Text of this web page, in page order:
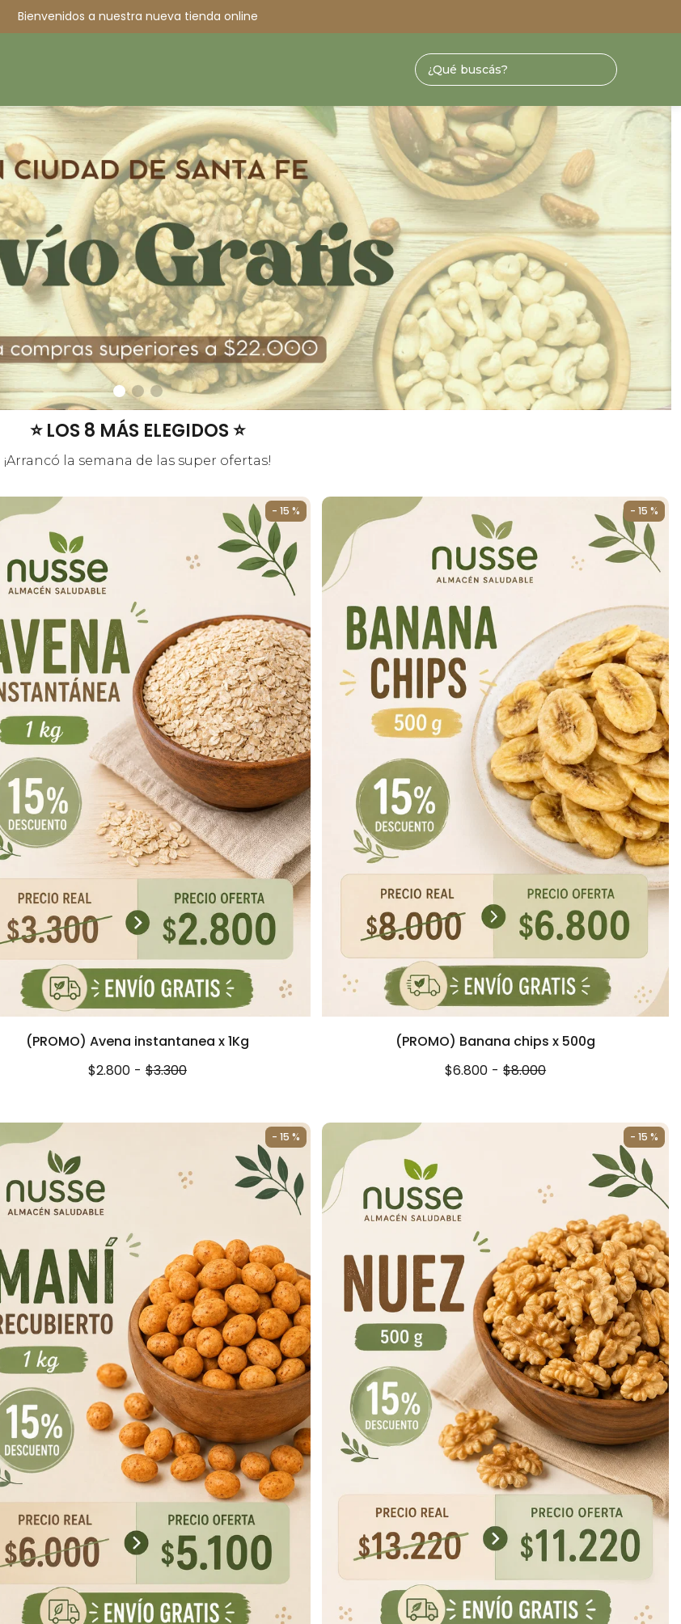
Bienvenidos a nuestra nueva tienda online
⭐ LOS 8 MÁS ELEGIDOS ⭐
¡Arrancó la semana de las super ofertas!
- 15 %
(PROMO) Avena instantanea x 1Kg
$2.800 - $3.300
- 15 %
(PROMO) Banana chips x 500g
$6.800 - $8.000
- 15 % - 15 %